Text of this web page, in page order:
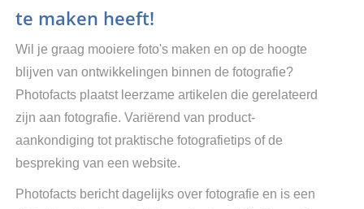
te maken heeft!
Wil je graag mooiere foto's maken en op de hoogte
blijven van ontwikkelingen binnen de fotografie?
Photofacts plaatst leerzame artikelen die gerelateerd
zijn aan fotografie. Variërend van product-
aankondiging tot praktische fotografietips of de
bespreking van een website.
Photofacts bericht dagelijks over fotografie en is een